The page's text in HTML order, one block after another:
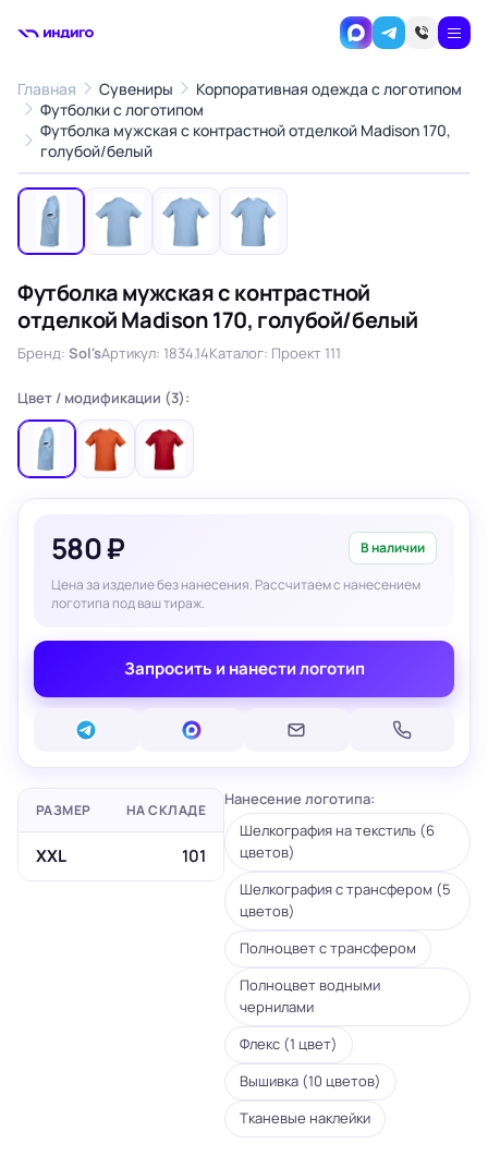
Главная Сувениры
Корпоративная одежда с логотипом
Футболки с логотипом
Футболка мужская с контрастной отделкой Madison 170,
голубой/белый
‹ ›
Футболка мужская с контрастной
отделкой Madison 170, голубой/белый
Бренд: Sol'sАртикул: 1834.14Каталог: Проект 111
Цвет / модификации (3):
580 ₽ В наличии
Цена за изделие без нанесения. Рассчитаем с нанесением
логотипа под ваш тираж.
Запросить и нанести логотип
РАЗМЕР НА СКЛАДЕ
XXL 101
Нанесение логотипа:
Шелкография на текстиль (6
цветов)
Шелкография с трансфером (5
цветов)
Полноцвет с трансфером
Полноцвет водными
чернилами
Флекс (1 цвет)
Вышивка (10 цветов)
Тканевые наклейки